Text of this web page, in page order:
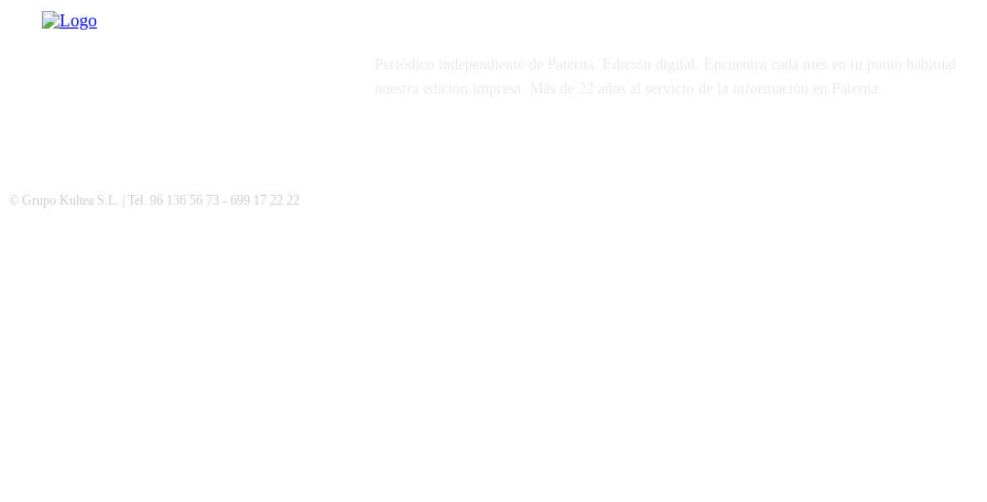
© Grupo Kultea S.L. | Tel. 96 136 56 73 - 699 17 22 22